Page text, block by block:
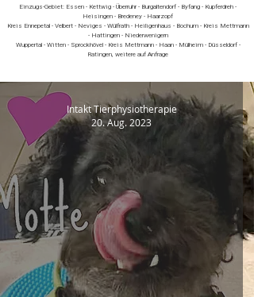
Einzugs-Gebiet: Essen - Kettwig - Überruhr - Burgaltendorf - Byfang - Kupferdreh -
Heisingen - Bredeney - Haarzopf
Kreis Ennepetal - Velbert - Neviges - Wülfrath - Heiligenhaus - Bochum - Kreis Mettmann
- Hattingen - Niederwenigern
Wuppertal - Witten - Sprockhövel - Kreis Mettmann - Haan - Mülheim - Düsseldorf -
Ratingen, weitere auf Anfrage
Intakt Tierphysiotherapie
20. Aug. 2023